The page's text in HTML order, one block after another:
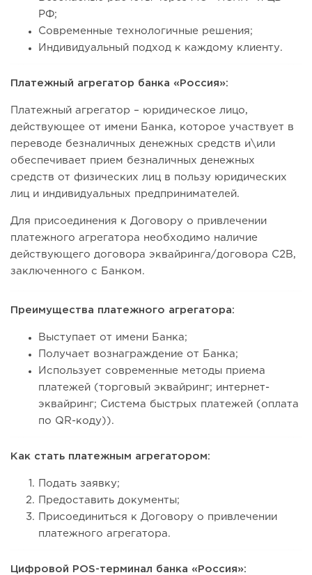
РФ;
Современные технологичные решения;
Индивидуальный подход к каждому клиенту.
Платежный агрегатор банка «Россия»:
Платежный агрегатор – юридическое лицо,
действующее от имени Банка, которое участвует в
переводе безналичных денежных средств и\или
обеспечивает прием безналичных денежных
средств от физических лиц в пользу юридических
лиц и индивидуальных предпринимателей.
Для присоединения к Договору о привлечении
платежного агрегатора необходимо наличие
действующего договора эквайринга/договора C2B,
заключенного с Банком.
Преимущества платежного агрегатора:
Выступает от имени Банка;
Получает вознаграждение от Банка;
Использует современные методы приема
платежей (торговый эквайринг; интернет-
эквайринг; Система быстрых платежей (оплата
по QR-коду)).
Как стать платежным агрегатором:
Подать заявку;
Предоставить документы;
Присоединиться к Договору о привлечении
платежного агрегатора.
Цифровой POS-терминал банка «Россия»: